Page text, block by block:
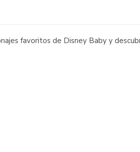
favoritos de Disney Baby y